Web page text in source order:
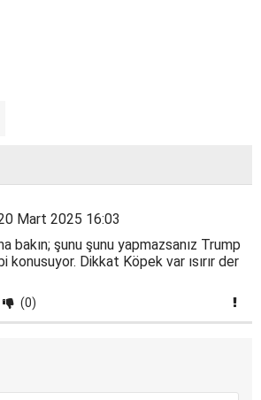
Mart 2025 16:03
bakın; şunu şunu yapmazsanız Trump
konusuyor. Dikkat Köpek var ısırır der
(0)